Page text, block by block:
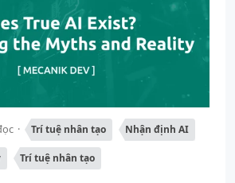
Trí tuệ nhân tạo Nhận định AI
Trí tuệ nhân tạo